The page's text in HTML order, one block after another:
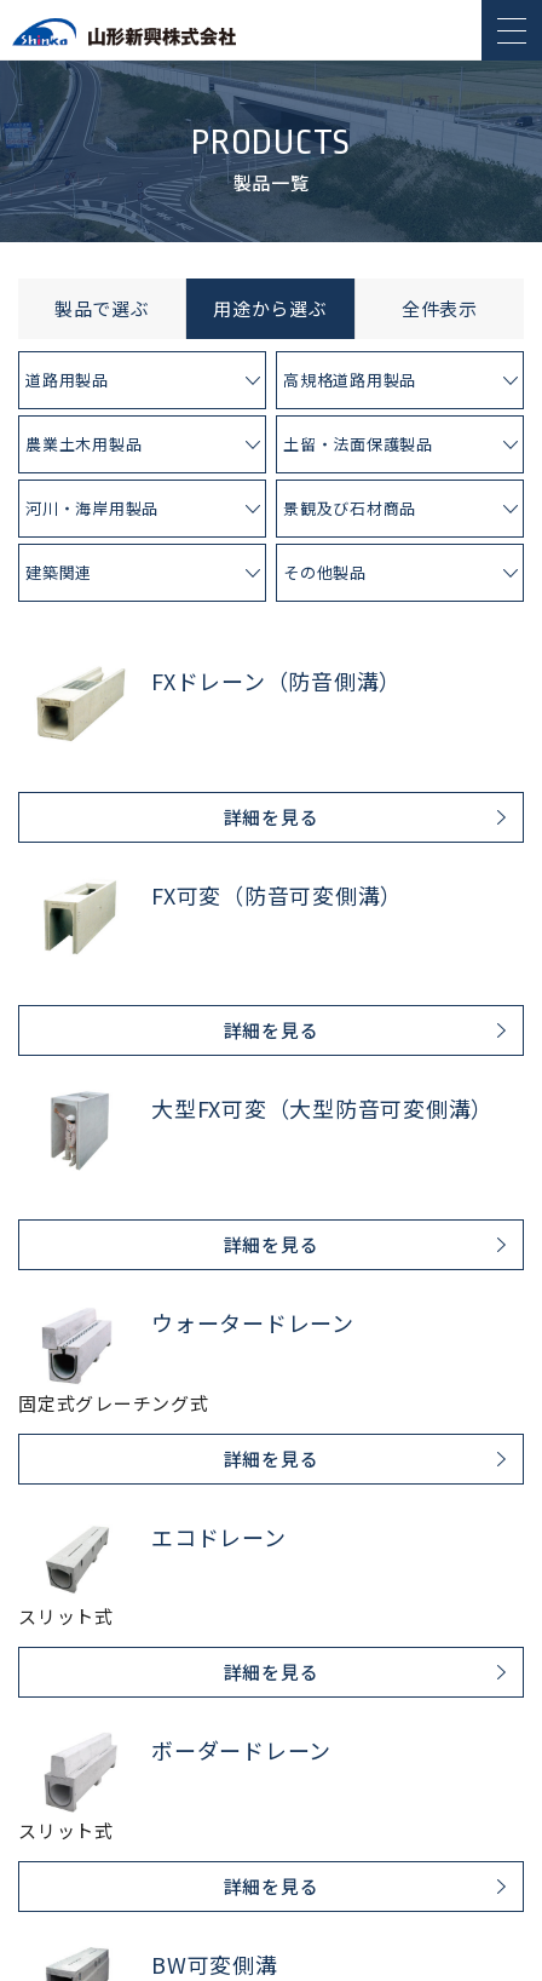
PRODUCTS
製品一覧
製品で選ぶ 用途から選ぶ
道路用製品 高規格道路用製品
農業土木用製品 土留・法面保護製品
河川・海岸用製品 景観及び石材商品
建築関連 その他製品
全件表示
FXドレーン（防音側溝）
詳細を見る
FX可変（防音可変側溝）
詳細を見る
大型FX可変（大型防音可変側溝）
詳細を見る
ウォータードレーン
固定式グレーチング式
詳細を見る
エコドレーン
スリット式
詳細を見る
ボーダードレーン
スリット式
詳細を見る
BW可変側溝